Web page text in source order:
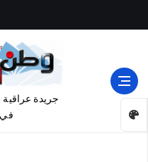
جريدة
في